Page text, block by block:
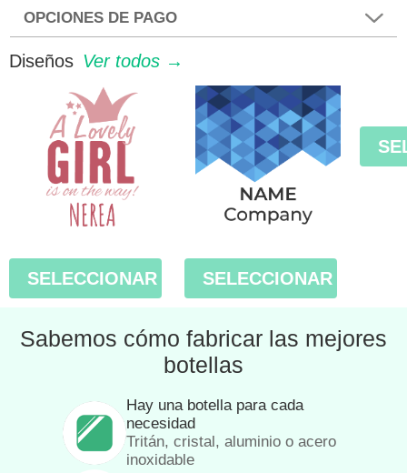
OPCIONES DE PAGO
Diseños Ver todos →
SELECCIONAR SELECCIONAR
Sabemos cómo fabricar las mejores
botellas
Hay una botella para cada
necesidad
Tritán, cristal, aluminio o acero
inoxidable